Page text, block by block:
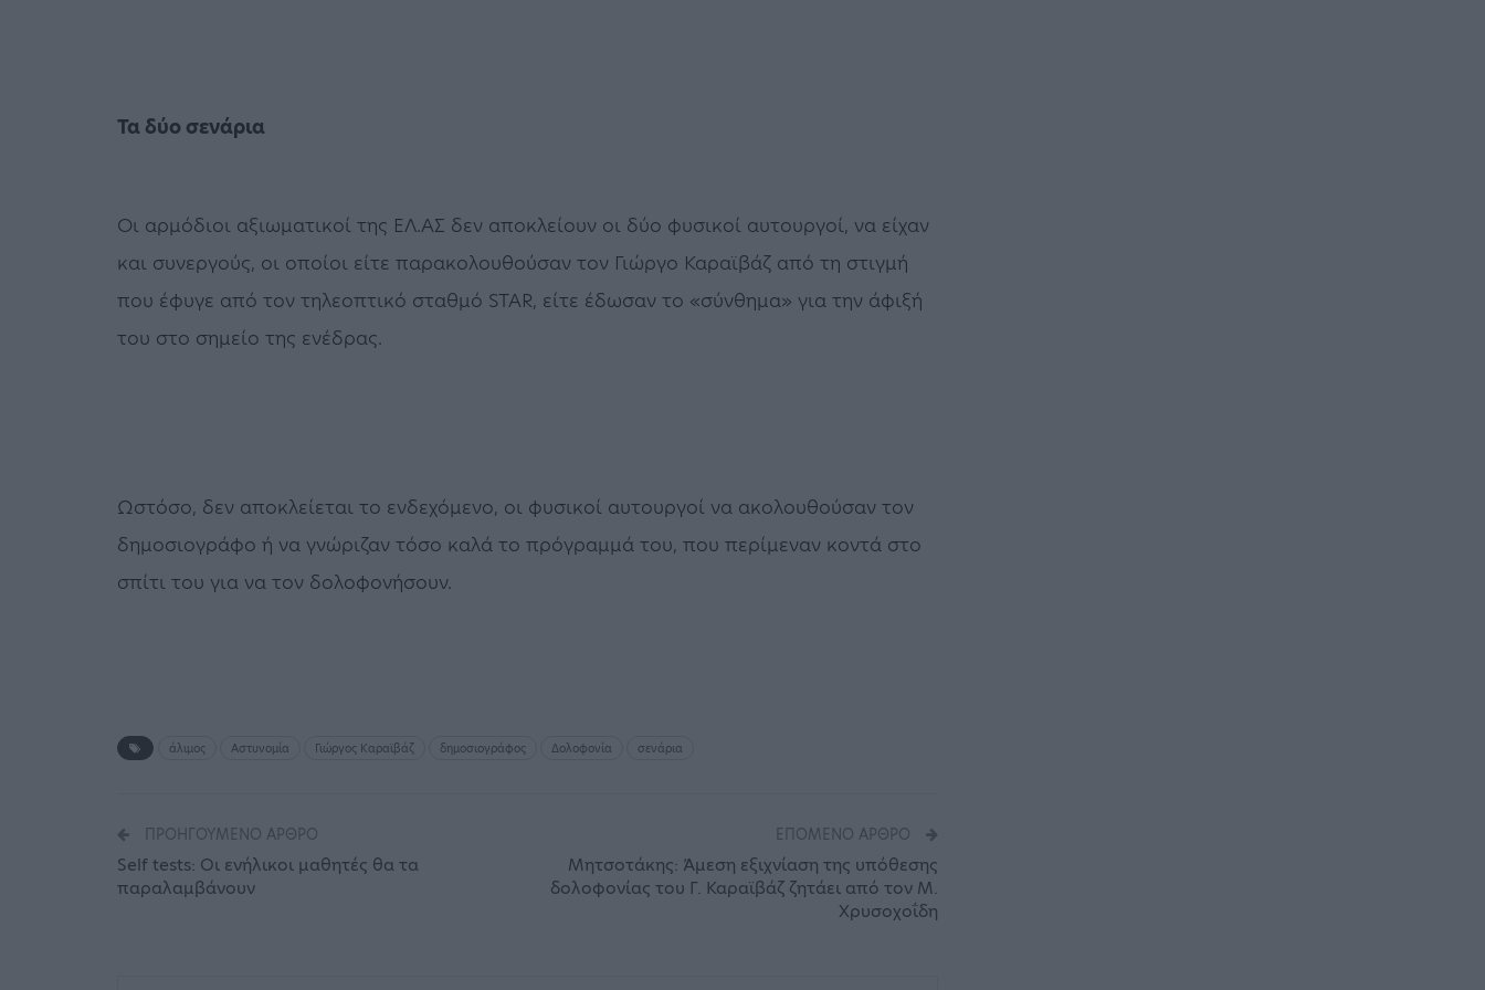
Τα δύο σενάρια
Οι αρμόδιοι αξιωματικοί της ΕΛ.ΑΣ δεν αποκλείουν οι δύο φυσικοί αυτουργοί, να είχαν
και συνεργούς, οι οποίοι είτε παρακολουθούσαν τον Γιώργο Καραϊβάζ από τη στιγμή
που έφυγε από τον τηλεοπτικό σταθμό STAR, είτε έδωσαν το «σύνθημα» για την άφιξή
του στο σημείο της ενέδρας.
Ωστόσο, δεν αποκλείεται το ενδεχόμενο, οι φυσικοί αυτουργοί να ακολουθούσαν τον
δημοσιογράφο ή να γνώριζαν τόσο καλά το πρόγραμμά του, που περίμεναν κοντά στο
σπίτι του για να τον δολοφονήσουν.
άλιμος Αστυνομία Γιώργος Καραϊβάζ δημοσιογράφος Δολοφονία σενάρια
ΠΡΟΗΓΟΎΜΕΝΟ ΆΡΘΡΟ
Self tests: Οι ενήλικοι μαθητές θα τα
παραλαμβάνουν
ΕΠΌΜΕΝΟ ΆΡΘΡΟ
Μητσοτάκης: Άμεση εξιχνίαση της υπόθεσης
δολοφονίας του Γ. Καραϊβάζ ζητάει από τον Μ.
Χρυσοχοΐδη